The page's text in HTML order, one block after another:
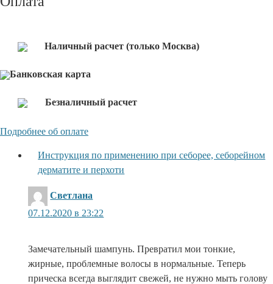
Наличный расчет (только Москва)
Банковская карта
Безналичный расчет
Подробнее об оплате
Инструкция по применению при себорее, себорейном
дерматите и перхоти
Светлана
07.12.2020 в 23:22
Замечательный шампунь. Превратил мои тонкие,
жирные, проблемные волосы в нормальные. Теперь
прическа всегда выглядит свежей, не нужно мыть голову